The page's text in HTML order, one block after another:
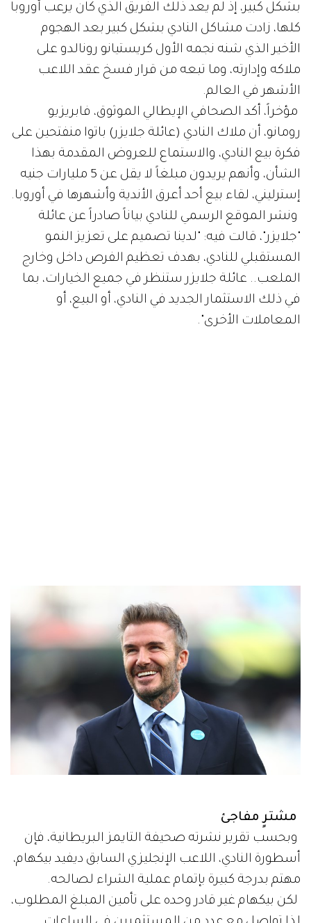
بشكل كبير، إذ لم يعد ذلك الفريق الذي كان يرعب أوروبا
كلها، زادت مشاكل النادي بشكل كبير بعد الهجوم
الأخير الذي شنه نجمه الأول كريستيانو رونالدو على
ملاكه وإدارته، وما تبعه من قرار فسخ عقد اللاعب
الأشهر في العالم.
مؤخراً، أكد الصحافي الإيطالي الموثوق، فابريزيو
رومانو، أن ملاك النادي (عائلة جلايزر) باتوا منفتحين على
فكرة بيع النادي، والاستماع للعروض المقدمة بهذا
الشأن، وأنهم يريدون مبلغاً لا يقل عن 5 مليارات جنيه
إسترليني، لقاء بيع أحد أعرق الأندية وأشهرها في أوروبا.
ونشر الموقع الرسمي للنادي بياناً صادراً عن عائلة
"جلايزر"، قالت فيه: "لدينا تصميم على تعزيز النمو
المستقبلي للنادي، بهدف تعظيم الفرص داخل وخارج
الملعب.. عائلة جلايزر ستنظر في جميع الخيارات، بما
في ذلك الاستثمار الجديد في النادي، أو البيع، أو
المعاملات الأخرى".
مشترٍ مفاجئ
وبحسب تقرير نشرته صحيفة التايمز البريطانية، فإن
أسطورة النادي، اللاعب الإنجليزي السابق ديفيد بيكهام،
مهتم بدرجة كبيرة بإتمام عملية الشراء لصالحه.
لكن بيكهام غير قادر وحده على تأمين المبلغ المطلوب،